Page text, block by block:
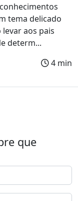
tema delicado
aos pais
determ...
4 min
que